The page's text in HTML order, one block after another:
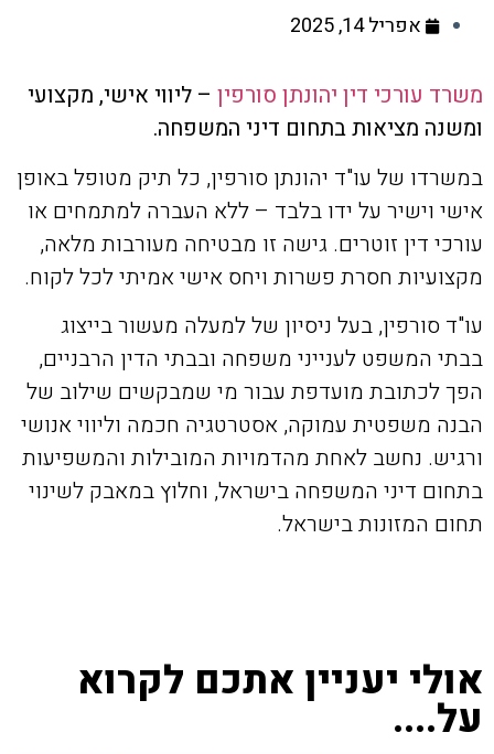
אפריל 14, 2025
משרד עורכי דין יהונתן סורפין – ליווי אישי, מקצועי
ומשנה מציאות בתחום דיני המשפחה.
במשרדו של עו"ד יהונתן סורפין, כל תיק מטופל באופן
אישי וישיר על ידו בלבד – ללא העברה למתמחים או
עורכי דין זוטרים. גישה זו מבטיחה מעורבות מלאה,
מקצועיות חסרת פשרות ויחס אישי אמיתי לכל לקוח.
עו"ד סורפין, בעל ניסיון של למעלה מעשור בייצוג
בבתי המשפט לענייני משפחה ובבתי הדין הרבניים,
הפך לכתובת מועדפת עבור מי שמבקשים שילוב של
הבנה משפטית עמוקה, אסטרטגיה חכמה וליווי אנושי
ורגיש. נחשב לאחת מהדמויות המובילות והמשפיעות
בתחום דיני המשפחה בישראל, וחלוץ במאבק לשינוי
תחום המזונות בישראל.
אולי יעניין אתכם לקרוא
על....